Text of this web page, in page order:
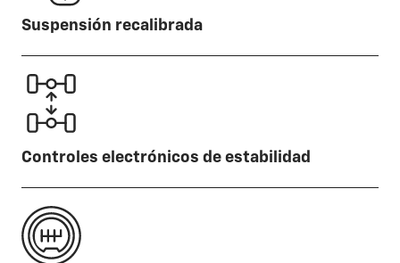
Suspensión recalibrada
Controles electrónicos de estabilidad